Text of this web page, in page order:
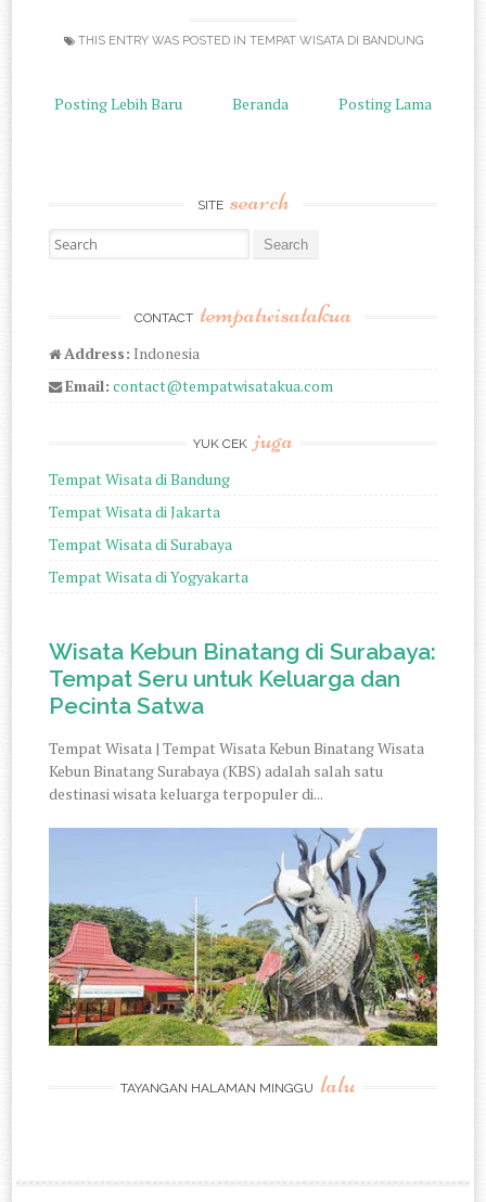
THIS ENTRY WAS POSTED IN TEMPAT WISATA DI BANDUNG
Posting Lebih Baru Posting Lama
Beranda
SITE search
Search for:
CONTACT tempatwisatakua
Address: Indonesia
Email: contact@tempatwisatakua.com
YUK CEK juga
Tempat Wisata di Bandung
Tempat Wisata di Jakarta
Tempat Wisata di Surabaya
Tempat Wisata di Yogyakarta
Wisata Kebun Binatang di Surabaya:
Tempat Seru untuk Keluarga dan
Pecinta Satwa
Tempat Wisata | Tempat Wisata Kebun Binatang Wisata
Kebun Binatang Surabaya (KBS) adalah salah satu
destinasi wisata keluarga terpopuler di...
TAYANGAN HALAMAN MINGGU lalu